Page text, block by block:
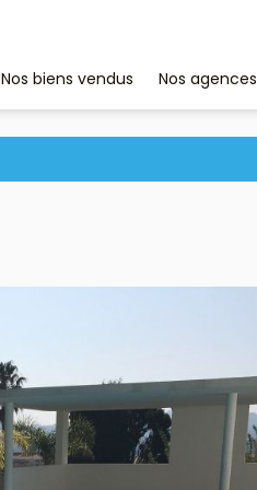
Nos biens vendus Nos agences